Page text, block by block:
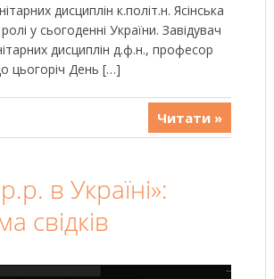
дисциплін к.політ.н. Ясінська
у сьогоденні України. Завідувач
дисциплін д.ф.н., професор
цьогоріч День […]
Читати »
в Україні»:
свідків